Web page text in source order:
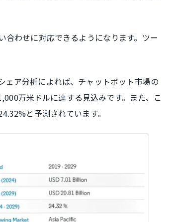
わせに対応できるようになります。ツー
ェア分析によれば、チャットボット市場の
万米ドルに達する見込みです。また、こ
と予測されています。